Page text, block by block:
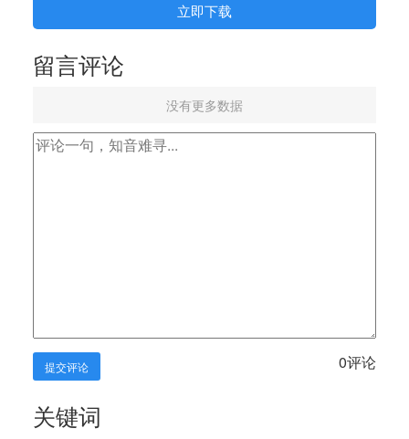
立即下载
留言评论
没有更多数据
提交评论 0评论
关键词